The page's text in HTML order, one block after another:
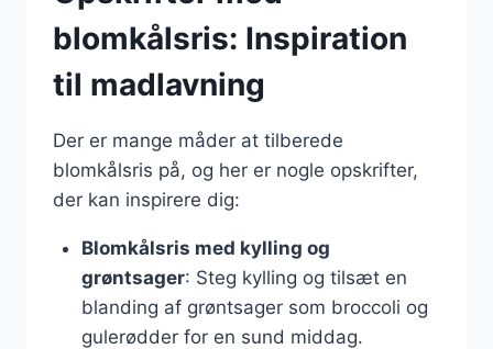
blomkålsris: Inspiration
til madlavning
Der er mange måder at tilberede
blomkålsris på, og her er nogle opskrifter,
der kan inspirere dig:
Blomkålsris med kylling og
grøntsager: Steg kylling og tilsæt en
blanding af grøntsager som broccoli og
gulerødder for en sund middag.